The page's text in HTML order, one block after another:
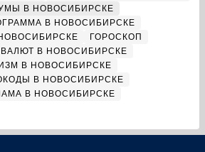
В НОВОСИБИРСКЕ
В НОВОСИБИРСКЕ
ГОРОСКОП
В НОВОСИБИРСКЕ
В НОВОСИБИРСКЕ
В НОВОСИБИРСКЕ
В НОВОСИБИРСКЕ